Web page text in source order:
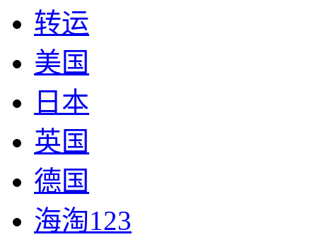
转运
美国
日本
英国
德国
海淘123